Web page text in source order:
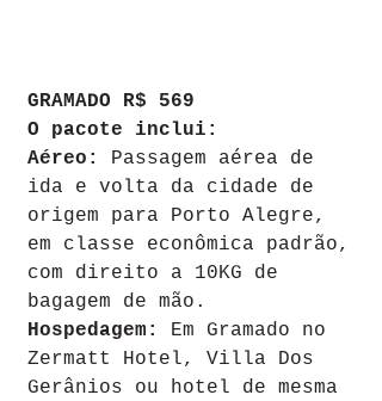
GRAMADO R$ 569
O pacote inclui:
Aéreo: Passagem aérea de
ida e volta da cidade de
origem para Porto Alegre,
em classe econômica padrão,
com direito a 10KG de
bagagem de mão.
Hospedagem:
Em Gramado no
Zermatt Hotel, Villa Dos
Gerânios ou hotel de mesma